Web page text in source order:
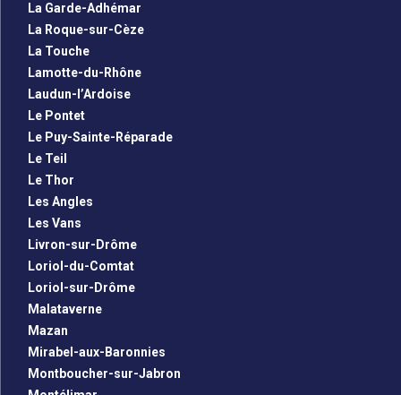
La Garde-Adhémar
La Roque-sur-Cèze
La Touche
Lamotte-du-Rhône
Laudun-l’Ardoise
Le Pontet
Le Puy-Sainte-Réparade
Le Teil
Le Thor
Les Angles
Les Vans
Livron-sur-Drôme
Loriol-du-Comtat
Loriol-sur-Drôme
Malataverne
Mazan
Mirabel-aux-Baronnies
Montboucher-sur-Jabron